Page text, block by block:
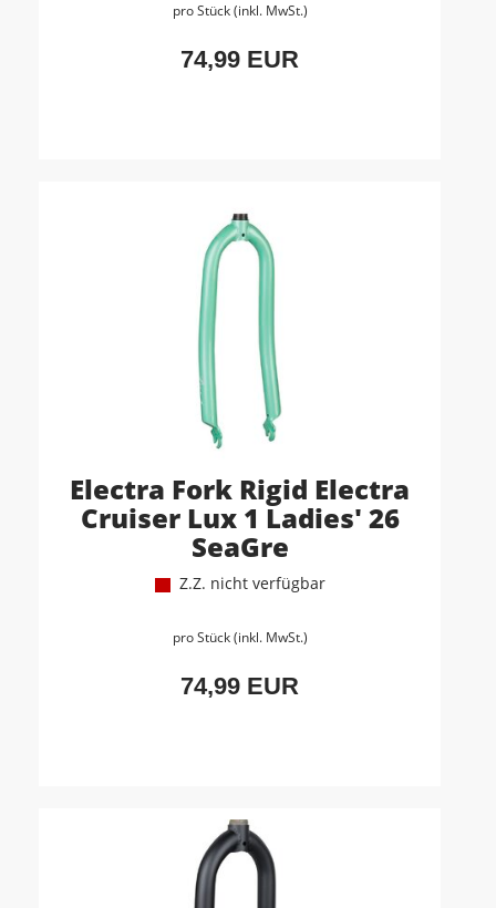
pro Stück (inkl. MwSt.)
74,99 EUR
Electra Fork Rigid Electra
Cruiser Lux 1 Ladies' 26
SeaGre
Z.Z. nicht verfügbar
pro Stück (inkl. MwSt.)
74,99 EUR